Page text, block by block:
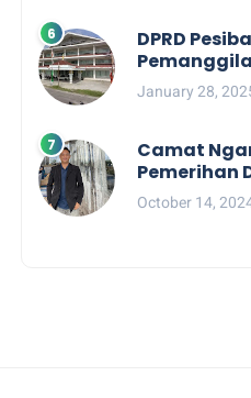
DPRD
Terkait
Tahun 2025
January 28,
Camat
Pemerihan
Politik
Pesibar
October 14,